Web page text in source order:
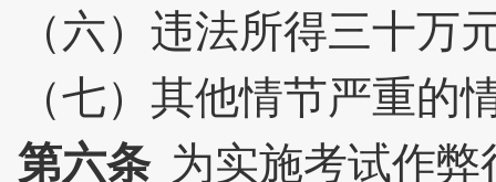
（六）违法所得三十万
（七）其他情节严重的
第六条 为实施考试作